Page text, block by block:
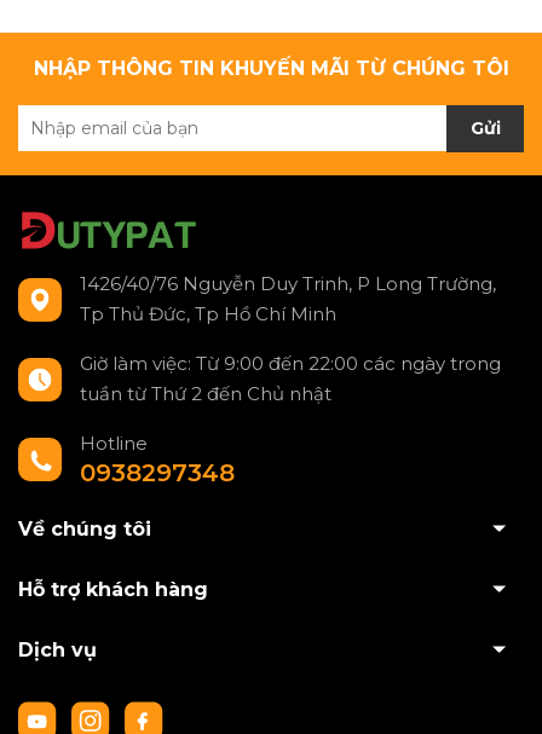
NHẬP THÔNG TIN KHUYẾN MÃI TỪ CHÚNG TÔI
Gửi
1426/40/76 Nguyễn Duy Trinh, P Long Trường,
Tp Thủ Đức, Tp Hồ Chí Minh
Giờ làm việc: Từ 9:00 đến 22:00 các ngày trong
tuần từ Thứ 2 đến Chủ nhật
Hotline
0938297348
Về chúng tôi
Hỗ trợ khách hàng
Dịch vụ